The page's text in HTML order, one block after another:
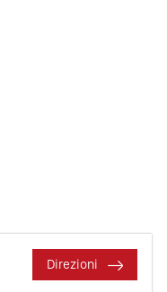
Direzioni